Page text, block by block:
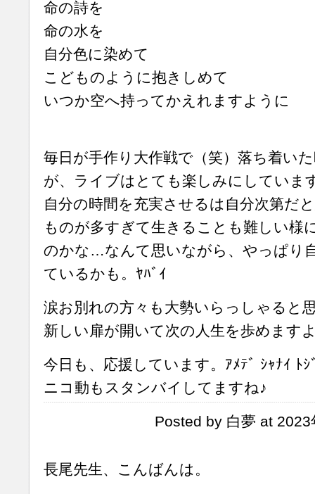
命の詩を
命の水を
自分色に染めて
こどものように抱きしめて
いつか空へ持ってかえれますように
毎日が手作り大作戦で（笑）落ち着い
が、ライブはとても楽しみにしていま
自分の時間を充実させるは自分次第だ
ものが多すぎて生きることも難しい様
のかな…なんて思いながら、やっぱり
ているかも。ﾔﾊﾞｲ
涙お別れの方々も大勢いらっしゃると
新しい扉が開いて次の人生を歩めます
今日も、応援しています。ｱﾒﾃﾞ ｼｬﾅｲ ﾄｼ
ニコ動もスタンバイしてますね♪
Posted by 白夢 at
長尾先生、こんばんは。